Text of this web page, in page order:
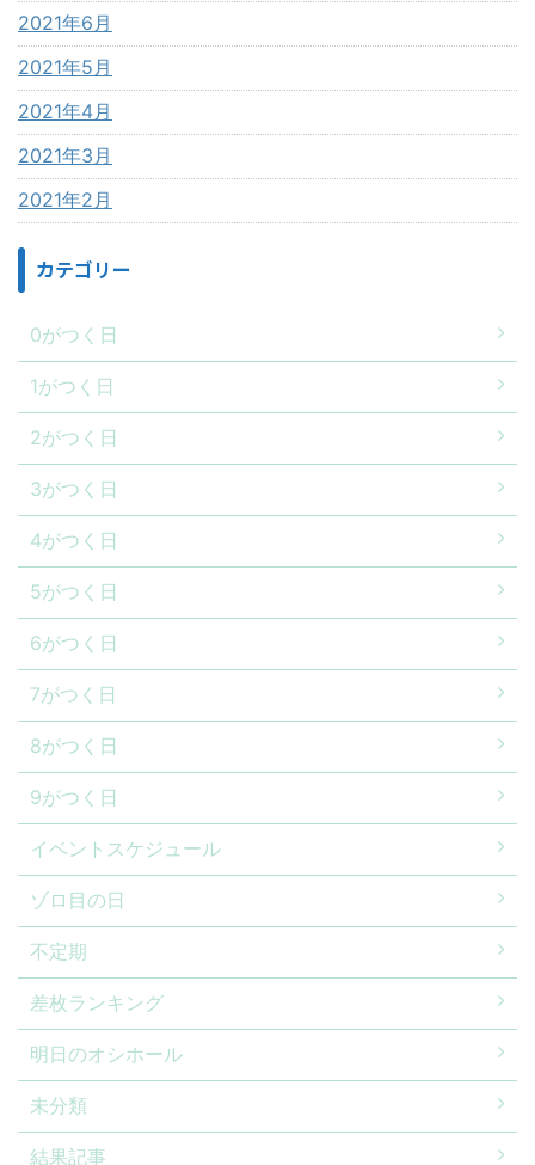
2021年6月
2021年5月
2021年4月
2021年3月
2021年2月
カテゴリー
0がつく日
1がつく日
2がつく日
3がつく日
4がつく日
5がつく日
6がつく日
7がつく日
8がつく日
9がつく日
イベントスケジュール
ゾロ目の日
不定期
差枚ランキング
明日のオシホール
未分類
結果記事